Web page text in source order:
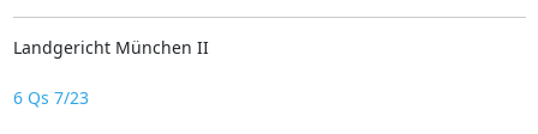
Landgericht München II
6 Qs 7/23